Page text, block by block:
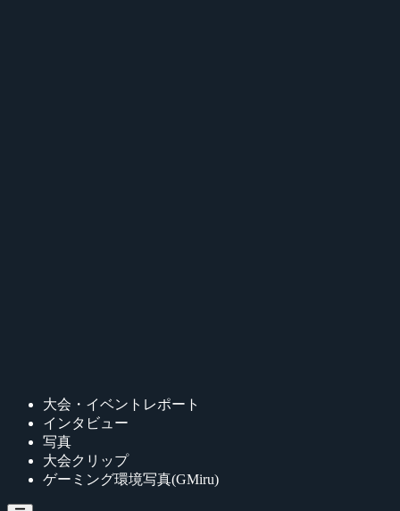
大会・イベントレポート
インタビュー
写真
大会クリップ
ゲーミング環境写真(GMiru)